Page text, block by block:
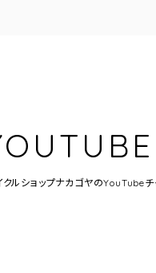
クルショップナカゴヤのYouTubeチ